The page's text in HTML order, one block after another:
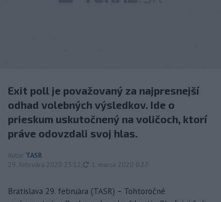
Exit poll je považovaný za najpresnejší
odhad volebných výsledkov. Ide o
prieskum uskutočnený na voličoch, ktorí
práve odovzdali svoj hlas.
Autor TASR
29. februára 2020 23:12
aktualizované
1. marca 2020 0:27
Bratislava 29. februára (TASR) – Tohtoročné